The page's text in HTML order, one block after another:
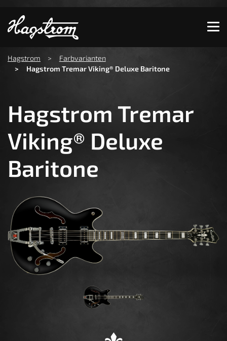
Zeige besser passende Version dieser Seite
Diese Meldung nicht mehr anzeigen
Hagstrom
Farbvarianten
Hagstrom Tremar Viking® Deluxe Baritone
Hagstrom Tremar
Viking® Deluxe
Baritone